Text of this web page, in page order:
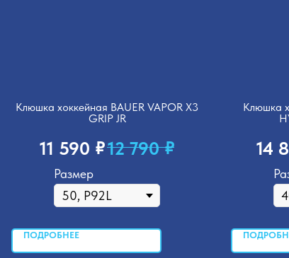
Клюшка хоккейная BAUER VAPOR X3
GRIP JR
11 590 ₽12 790 ₽
Размер
ПОДРОБНЕЕ
Клюшка
14